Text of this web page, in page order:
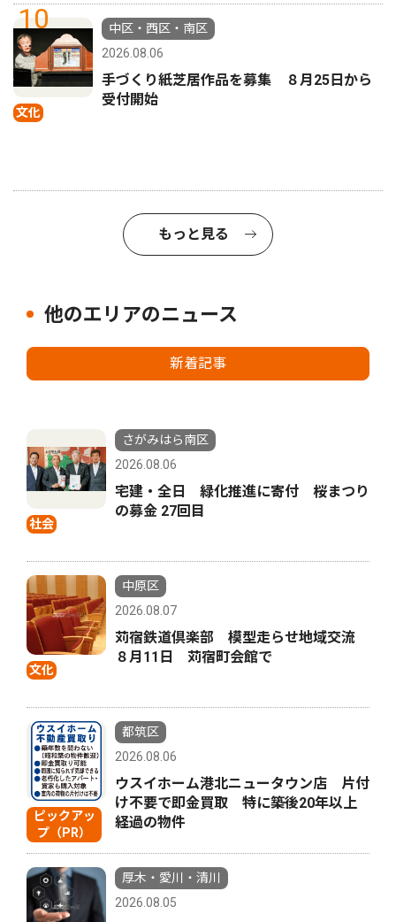
10
文化
中区・西区・南区
2026.08.06
手づくり紙芝居作品を募集 ８月25日から
受付開始
もっと見る
他のエリアのニュース
新着記事
社会
さがみはら南区
2026.08.06
宅建・全日 緑化推進に寄付 桜まつり
の募金 27回目
文化
中原区
2026.08.07
苅宿鉄道倶楽部 模型走らせ地域交流
８月11日 苅宿町会館で
ピックアッ
プ（PR）
都筑区
2026.08.06
ウスイホーム港北ニュータウン店 片付
け不要で即金買取 特に築後20年以上
経過の物件
厚木・愛川・清川
2026.08.05